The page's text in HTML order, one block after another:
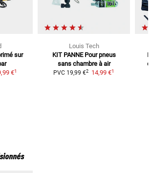
sur
€1
Louis Tech
KIT PANNE Pour pneus
sans chambre à air
PVC 19,99 €2 14,99 €1